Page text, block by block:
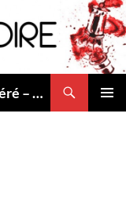
LA GUEULE NOIRE – Espace Autogéré – Saint Etienne